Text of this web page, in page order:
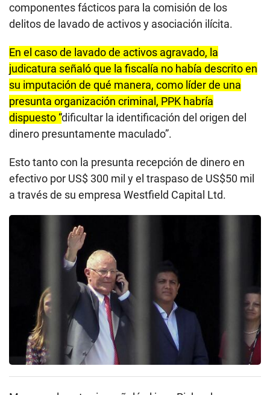
componentes fácticos para la comisión de los
delitos de lavado de activos y asociación ilícita.
En el caso de lavado de activos agravado, la
judicatura señaló que la fiscalía no había descrito en
su imputación de qué manera, como líder de una
presunta organización criminal, PPK habría
dispuesto “dificultar la identificación del origen del
dinero presuntamente maculado”.
Esto tanto con la presunta recepción de dinero en
efectivo por US$ 300 mil y el traspaso de US$50 mil
a través de su empresa Westfield Capital Ltd.